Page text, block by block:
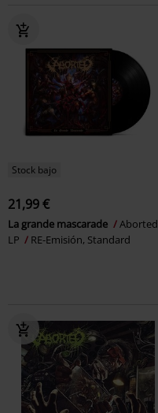
Stock bajo
21,99 €
La grande mascarade
Aborted
LP
RE-Emisión, Standard